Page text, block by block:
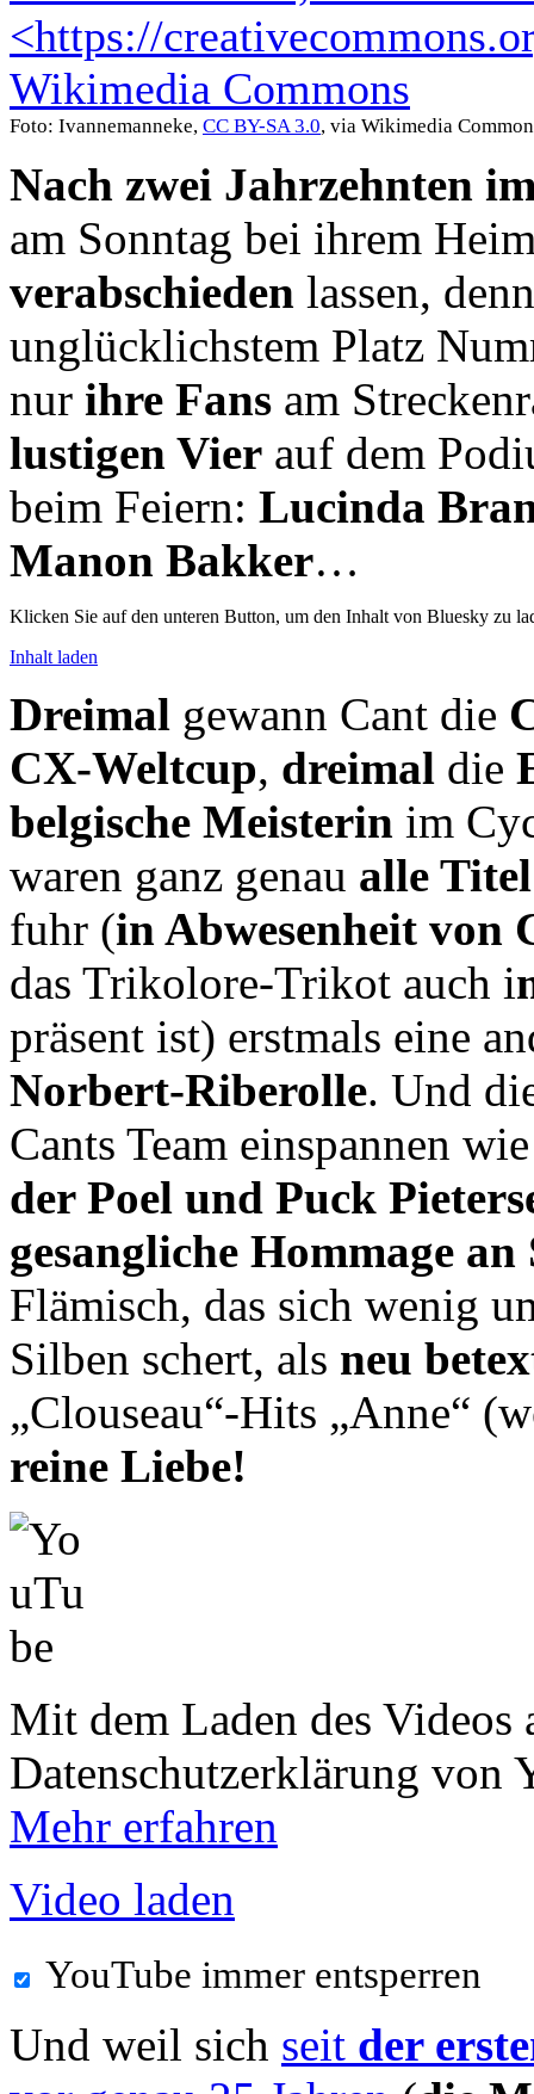
Foto: Ivannemanneke, CC BY-SA 3.0, via Wikimedia
Nach zwei Jahrzehnten
am Sonntag bei ihrem
verabschieden lassen,
unglücklichstem Platz
nur ihre Fans am
lustigen Vier auf dem
beim Feiern: Lucinda
Manon Bakker…
Klicken Sie auf den unteren Button, um den Inhalt von Bluesky zu
Inhalt laden
Dreimal gewann Cant die
CX-Weltcup, dreimal die
belgische Meisterin im
waren ganz genau alle
fuhr (in Abwesenheit von
das Trikolore-Trikot auch i
präsent ist) erstmals eine
Norbert-Riberolle. Und
Cants Team einspannen
der Poel und Puck
gesangliche Hommage an
Flämisch, das sich wenig
Silben schert, als neu
„Clouseau“-Hits „Anne“
reine Liebe!
Mit dem Laden des Videos
Datenschutzerklärung von
Mehr erfahren
Video laden
YouTube immer entsperren
Und weil sich seit der